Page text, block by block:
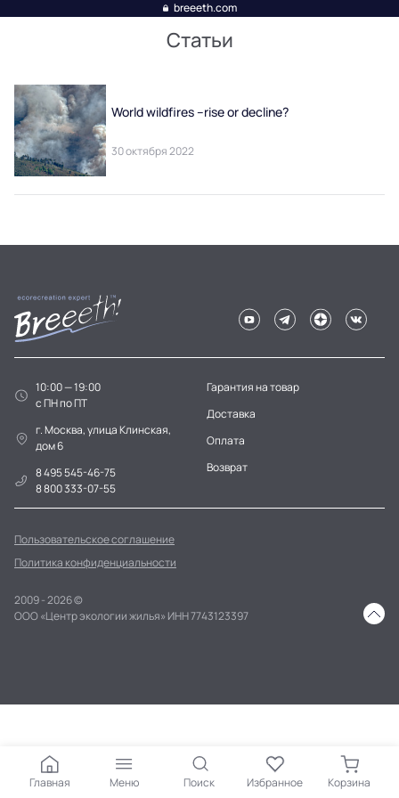
breeeth.com
Статьи
World wildfires –rise or decline?
30 октября 2022
10:00 — 19:00
c ПН по ПТ
г. Москва, улица Клинская,
дом 6
8 495 545-46-75
8 800 333-07-55
Гарантия на товар
Доставка
Оплата
Возврат
Пользовательское соглашение
Политика конфиденциальности
2009 - 2026 ©
ООО «Центр экологии жилья» ИНН 7743123397
Главная Меню Поиск Избранное Корзина